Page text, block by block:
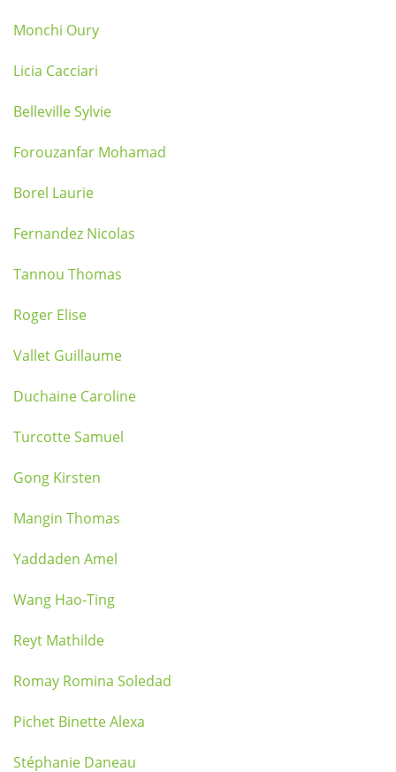
Monchi Oury
Licia Cacciari
Belleville Sylvie
Forouzanfar Mohamad
Borel Laurie
Fernandez Nicolas
Tannou Thomas
Roger Elise
Vallet Guillaume
Duchaine Caroline
Turcotte Samuel
Gong Kirsten
Mangin Thomas
Yaddaden Amel
Wang Hao-Ting
Reyt Mathilde
Romay Romina Soledad
Pichet Binette Alexa
Stéphanie Daneau